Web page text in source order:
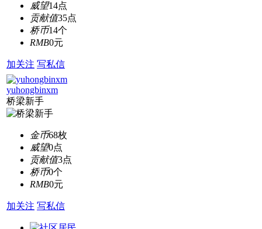
威望14点
贡献值35点
桥币14个
RMB0元
加关注 写私信
yuhongbinxm
桥梁新手
金币68枚
威望0点
贡献值3点
桥币0个
RMB0元
加关注 写私信